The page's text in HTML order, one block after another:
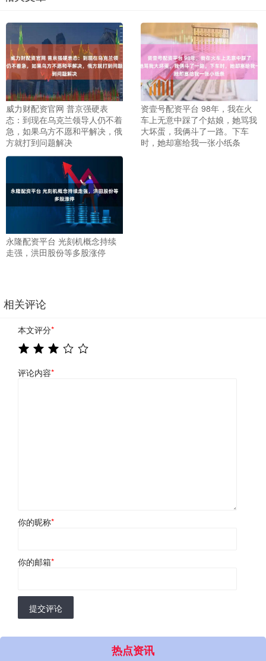
威力财配资官网 普京强硬表
态：到现在乌克兰领导人仍不着
急，如果乌方不愿和平解决，俄
方就打到问题解决
资壹号配资平台 98年，我在火
车上无意中踩了个姑娘，她骂我
大坏蛋，我俩斗了一路。下车
时，她却塞给我一张小纸条
永隆配资平台 光刻机概念持续
走强，洪田股份等多股涨停
相关评论
本文评分*
评论内容*
你的昵称*
你的邮箱*
提交评论
热点资讯